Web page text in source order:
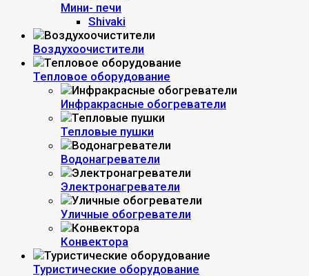
Мини- печи
Shivaki
Воздухоочистители
Тепловое оборудование
Инфракрасные обогреватели
Тепловые пушки
Водонагреватели
Электронагреватели
Уличные обогреватели
Конвектора
Туристические оборудование